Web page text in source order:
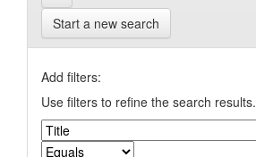
Start a new search
Add filters:
Use filters to refine the search results.